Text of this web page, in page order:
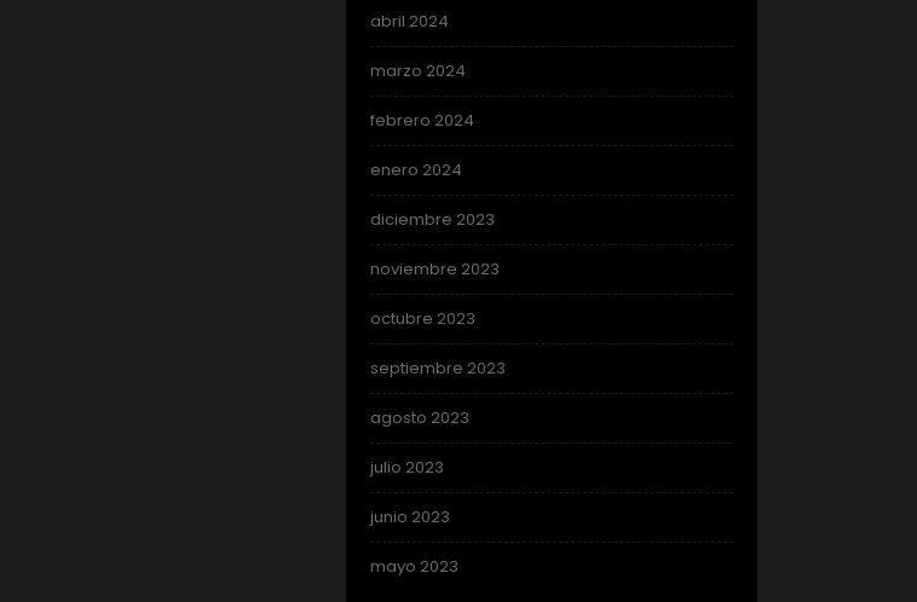
abril 2024
marzo 2024
febrero 2024
enero 2024
diciembre 2023
noviembre 2023
octubre 2023
septiembre 2023
agosto 2023
julio 2023
junio 2023
mayo 2023